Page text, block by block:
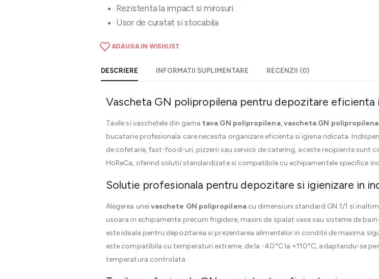
Rezistenta la impact si mirosuri
Usor de curatat si stocabila
ADAUGA IN WISHLIST
DESCRIERE INFORMATII SUPLIMENTARE RECENZII (0)
Vascheta GN polipropilena pentru depozitare eficienta
Tavile si vaschetele din gama tava GN polipropilena,vascheta GN polipropilena
bucatarie profesionala care necesita organizare eficienta si igiena ridicata.
de cofetarie, fast-food-uri, pizzerii sau servicii de catering, aceste recipiente sunt
HoReCa, oferind solutii standardizate si compatibile cu echipamentele specifice
Solutie profesionala pentru depozitare si igienizare in
Alegerea unei vaschete GN polipropilenacu dimensiuni standard GN 1/1 si
usoara in echipamente precum frigidere, masini de spalat vase sau sisteme de
este ideala pentru depozitarea si prezentarea alimentelor in conditii de maxima
este compatibila cu temperaturi extreme, de la -40°C la +110°C, adaptandu-se
temperatura controlata.